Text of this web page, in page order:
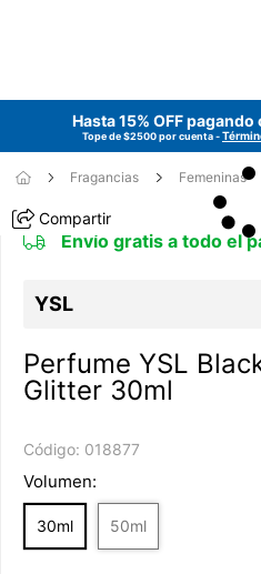
Hasta 15% OFF
Tope de $2500 por cuenta -
Fragancias Femeninas
Compartir
Envío gratis a todo el
YSL
Perfume YSL
Glitter 30ml
Código: 018877
Volumen:
30ml 50ml